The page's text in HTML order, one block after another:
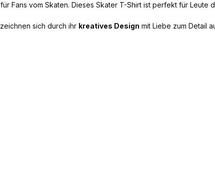
für Fans vom Skaten. Dieses Skater T-Shirt ist perfekt für Leute
zeichnen sich durch ihr kreatives Design mit Liebe zum Detail